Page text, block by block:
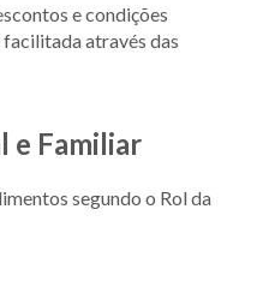
e condições
através das
e Familiar
segundo o Rol da